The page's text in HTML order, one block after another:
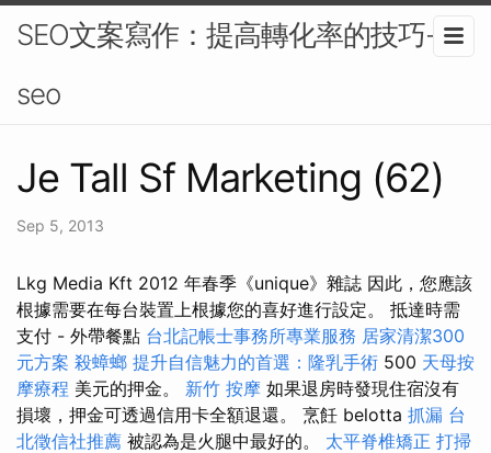
SEO文案寫作：提高轉化率的技巧-
seo
Je Tall Sf Marketing (62)
Sep 5, 2013
Lkg Media Kft 2012 年春季《unique》雜誌 因此，您應該
根據需要在每台裝置上根據您的喜好進行設定。 抵達時需
支付 - 外帶餐點 台北記帳士事務所專業服務 居家清潔300
元方案 殺蟑螂 提升自信魅力的首選：隆乳手術 500 天母按
摩療程 美元的押金。 新竹 按摩 如果退房時發現住宿沒有
損壞，押金可透過信用卡全額退還。 烹飪 belotta 抓漏 台
北徵信社推薦 被認為是火腿中最好的。 太平脊椎矯正 打掃